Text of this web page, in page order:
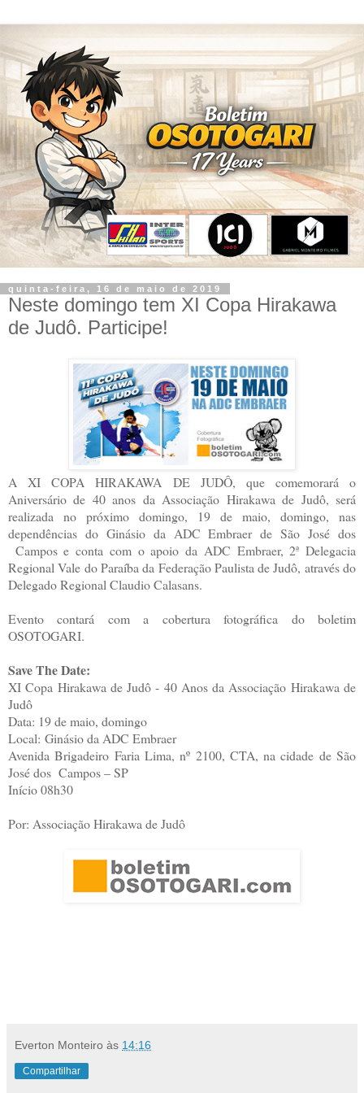
quinta-feira, 16 de maio de 2019
Neste domingo tem XI Copa Hirakawa
de Judô. Participe!
A XI COPA HIRAKAWA DE JUDÔ, que comemorará o
Aniversário de 40 anos da Associação Hirakawa de Judô, será
realizada no próximo domingo, 19 de maio, domingo, nas
dependências do Ginásio da ADC Embraer de São José dos
Campos e conta com o apoio da ADC Embraer, 2ª Delegacia
Regional Vale do Paraíba da Federação Paulista de Judô, através do
Delegado Regional Claudio Calasans.
Evento contará com a cobertura fotográfica do boletim
OSOTOGARI.
Save The Date:
XI Copa Hirakawa de Judô - 40 Anos da Associação Hirakawa de
Judô
Data: 19 de maio, domingo
Local: Ginásio da ADC Embraer
Avenida Brigadeiro Faria Lima, nº 2100, CTA, na cidade de São
José dos Campos – SP
Início 08h30
Por: Associação Hirakawa de Judô
Everton Monteiro às 14:16
Compartilhar